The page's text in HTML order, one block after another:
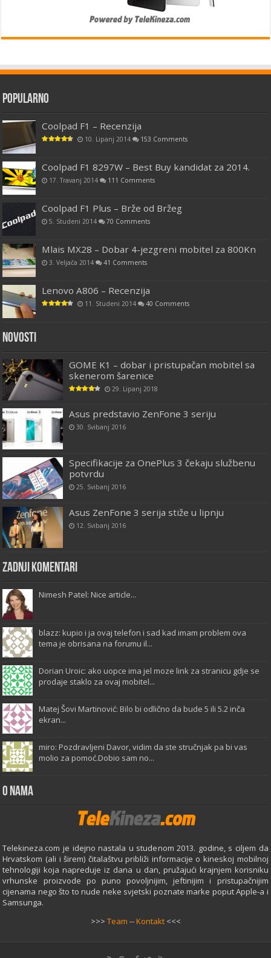
Popularno
Coolpad F1 – Recenzija
10. Lipanj 2014 153 Comments
Coolpad F1 8297W – Best Buy kandidat za 2014.
17. Travanj 2014 111 Comments
Coolpad F1 Plus – Brže od Bržeg
5. Studeni 2014 70 Comments
Mlais MX28 – Dobar 4-jezgreni mobitel za 800Kn
3. Veljača 2014 41 Comments
Lenovo A806 – Recenzija
11. Studeni 2014 40 Comments
Novosti
GOME K1 – dobar i pristupačan mobitel sa
skenerom šarenice
29. Lipanj 2018
Asus predstavio ZenFone 3 seriju
30. Svibanj 2016
Specifikacije za OnePlus 3 čekaju službenu
potvrdu
25. Svibanj 2016
Asus ZenFone 3 serija stiže u lipnju
12. Svibanj 2016
Zadnji komentari
Nimesh Patel: Nice article...
blazz: kupio i ja ovaj telefon i sad kad imam problem ova
tema je obrisana na forumu il...
Dorian Uroic: ako uopce ima jel moze link za stranicu gdje se
prodaje staklo za ovaj mobitel...
Matej Šovi Martinović: Bilo bi odlično da bude 5 ili 5.2 inča
ekran...
miro: Pozdravljeni Davor, vidim da ste stručnjak pa bi vas
molio za pomoć.Dobio sam no...
O Nama
Telekineza.com je idejno nastala u studenom 2013. godine, s ciljem da
Hrvatskom (ali i širem) čitalaštvu približi informacije o kineskoj mobilnoj
tehnologiji koja napreduje iz dana u dan, pružajući krajnjem korisniku
vrhunske proizvode po puno povoljnijim, jeftinijim i pristupačnijim
cijenama nego što to nude neke svjetski poznate marke poput Apple-a i
Samsunga.
>>> Team --Kontakt<<<